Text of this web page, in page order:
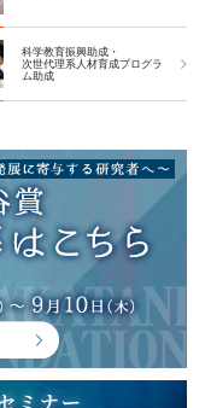
科学教育振興助成・
次世代理系人材育成プログラ
ム助成